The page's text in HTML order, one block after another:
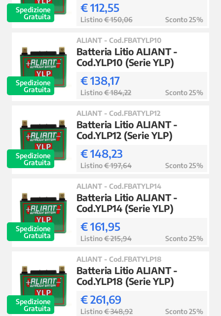
Spedizione
Gratuita
€ 112,55
Listino€ 150,06 Sconto 25%
Spedizione
Gratuita
ALIANT - Cod.FBATYLP10
Batteria Litio ALIANT -
Cod.YLP10 (Serie YLP)
€ 138,17
Listino€ 184,22 Sconto 25%
Spedizione
Gratuita
ALIANT - Cod.FBATYLP12
Batteria Litio ALIANT -
Cod.YLP12 (Serie YLP)
€ 148,23
Listino€ 197,64 Sconto 25%
Spedizione
Gratuita
ALIANT - Cod.FBATYLP14
Batteria Litio ALIANT -
Cod.YLP14 (Serie YLP)
€ 161,95
Listino€ 215,94 Sconto 25%
Spedizione
Gratuita
ALIANT - Cod.FBATYLP18
Batteria Litio ALIANT -
Cod.YLP18 (Serie YLP)
€ 261,69
Listino€ 348,92 Sconto 25%